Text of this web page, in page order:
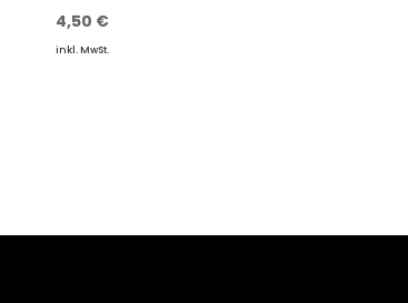
4,50 €
inkl. MwSt.